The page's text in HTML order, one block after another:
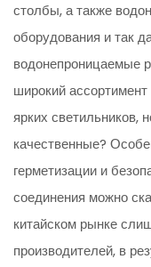
столбы, а также
оборудования и так
водонепроницаемые
широкий
ярких светильников,
качественные?
герметизации и
соединения можно
китайском рынке
производителей, в